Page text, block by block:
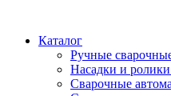
Каталог
Ручные
Насадки и
Сварочные